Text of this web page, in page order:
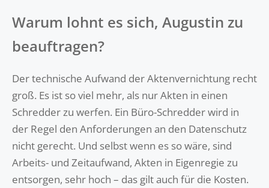
Warum lohnt es sich, Augustin zu
beauftragen?
Der technische Aufwand der Aktenvernichtung recht
groß. Es ist so viel mehr, als nur Akten in einen
Schredder zu werfen. Ein Büro-Schredder wird in
der Regel den Anforderungen an den Datenschutz
nicht gerecht. Und selbst wenn es so wäre, sind
Arbeits- und Zeitaufwand, Akten in Eigenregie zu
entsorgen, sehr hoch – das gilt auch für die Kosten.